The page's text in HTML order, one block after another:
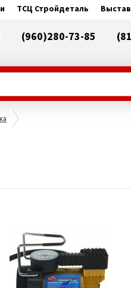
ТСЦ Стройдеталь
(960)280-73-85